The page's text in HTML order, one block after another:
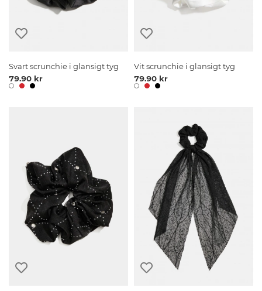
Svart scrunchie i glansigt tyg
79.90 kr
Vit scrunchie i glansigt tyg
79.90 kr